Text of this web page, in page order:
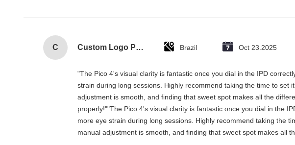
C Custom Logo Paper Cardboard Packing Folding White / Black / Rose Gold Luxury Magnetic Gift Box with Ribbon Closure Brazil Oct 23.2025
"The Pico 4's visual clarity is fantastic once you dial in the IPD
strain during long sessions. Highly recommend taking the time to
adjustment is smooth, and finding that sweet spot makes all the
properly!""The Pico 4's visual clarity is fantastic once you dial in the
more eye strain during long sessions. Highly recommend taking the
manual adjustment is smooth, and finding that sweet spot makes all